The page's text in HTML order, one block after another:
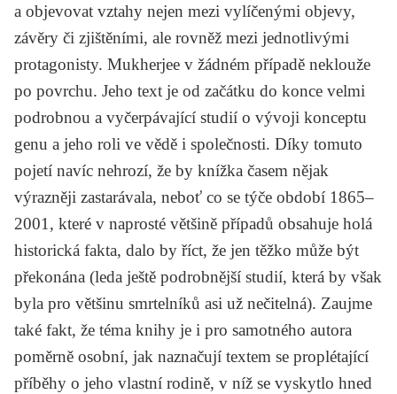
a objevovat vztahy nejen mezi vylíčenými objevy,
závěry či zjištěními, ale rovněž mezi jednotlivými
protagonisty. Mukherjee v žádném případě neklouže
po povrchu. Jeho text je od začátku do konce velmi
podrobnou a vyčerpávající studií o vývoji konceptu
genu a jeho roli ve vědě i společnosti. Díky tomuto
pojetí navíc nehrozí, že by knížka časem nějak
výrazněji zastarávala, neboť co se týče období 1865–
2001, které v naprosté většině případů obsahuje holá
historická fakta, dalo by říct, že jen těžko může být
překonána (leda ještě podrobnější studií, která by však
byla pro většinu smrtelníků asi už nečitelná). Zaujme
také fakt, že téma knihy je i pro samotného autora
poměrně osobní, jak naznačují textem se proplétající
příběhy o jeho vlastní rodině, v níž se vyskytlo hned